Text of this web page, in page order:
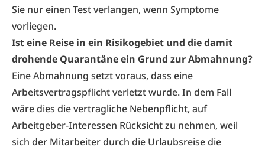
Sie nur einen Test verlangen, wenn Symptome
vorliegen.
Ist eine Reise in ein Risikogebiet und die damit
drohende Quarantäne ein Grund zur Abmahnung?
Eine Abmahnung setzt voraus, dass eine
Arbeitsvertragspflicht verletzt wurde. In dem Fall
wäre dies die vertragliche Nebenpflicht, auf
Arbeitgeber-Interessen Rücksicht zu nehmen, weil
sich der Mitarbeiter durch die Urlaubsreise die